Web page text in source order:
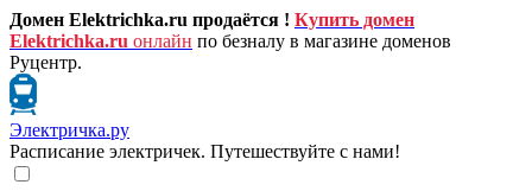
Домен Elektrichka.ru продаётся ! Купить домен
Elektrichka.ru онлайн по безналу в магазине доменов
Руцентр.
Электричка.ру
Расписание электричек. Путешествуйте с нами!